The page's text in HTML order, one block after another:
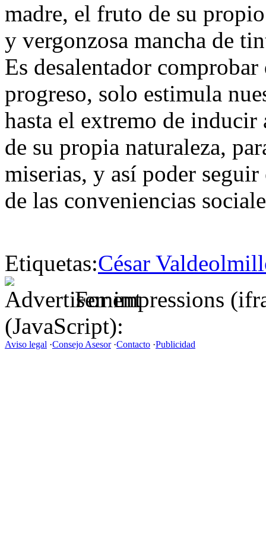
madre, el fruto de su
y vergonzosa mancha de
Es desalentador
progreso, solo estimula
hasta el extremo de inducir
de su propia naturaleza,
miserias, y así poder
de las conveniencias
Etiquetas:César
For impressions
(JavaScript):
Aviso legal ·Consejo Asesor·Contacto ·Publicidad